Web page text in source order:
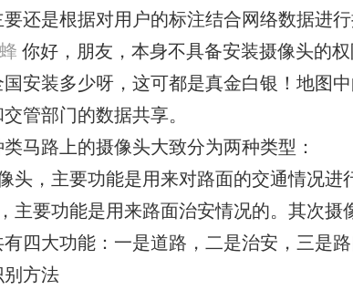
还是根据对用户的标注结合网络数据进行
你好，朋友，本身不具备安装摄像头的
安装多少呀，这可都是真金白银！地图
管部门的数据共享。
马路上的摄像头大致分为两种类型：
头，主要功能是用来对路面的交通情况进
主要功能是用来路面治安情况的。其次摄
四大功能：一是道路，二是治安，三是路
方法